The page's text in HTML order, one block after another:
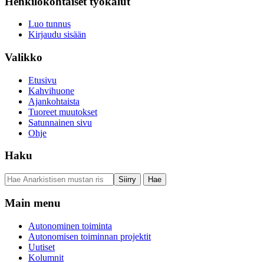
Luo tunnus
Kirjaudu sisään
Valikko
Etusivu
Kahvihuone
Ajankohtaista
Tuoreet muutokset
Satunnainen sivu
Ohje
Haku
Main menu
Autonominen toiminta
Autonomisen toiminnan projektit
Uutiset
Kolumnit